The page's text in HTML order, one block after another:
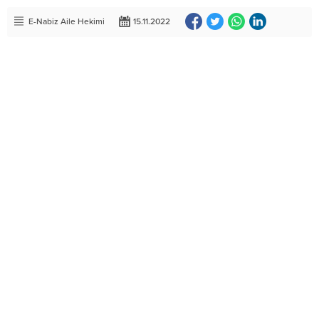
E-Nabiz Aile Hekimi 15.11.2022